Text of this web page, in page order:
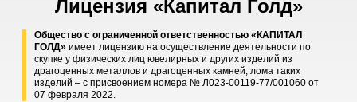
Лицензия «Капитал Голд»
Общество с ограниченной ответственностью «КАПИТАЛ
ГОЛД» имеет лицензию на осуществление деятельности по
скупке у физических лиц ювелирных и других изделий из
драгоценных металлов и драгоценных камней, лома таких
изделий – с присвоением номера № Л023-00119-77/001060 от
07 февраля 2022.